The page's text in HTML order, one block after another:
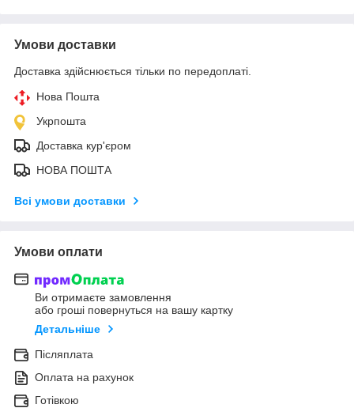
Умови доставки
Доставка здійснюється тільки по передоплаті.
Нова Пошта
Укрпошта
Доставка кур'єром
НОВА ПОШТА
Всі умови доставки
Умови оплати
Ви отримаєте замовлення
або гроші повернуться на вашу картку
Детальніше
Післяплата
Оплата на рахунок
Готівкою